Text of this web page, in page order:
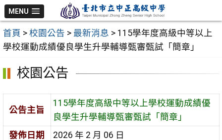
跳
至
主
要
MENU
首頁 > 校園公告 > 最新消息 > 115學年度高級中等以上
學校運動成績優良學生升學輔導甄審甄試「簡章」
校園公告
公告主旨
115學年度高級中等以上學校運動成績優
良學生升學輔導甄審甄試「簡章」
發佈日期
2026 年 2 月 06 日